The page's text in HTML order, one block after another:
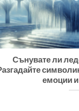
Сънувате ли
емоции